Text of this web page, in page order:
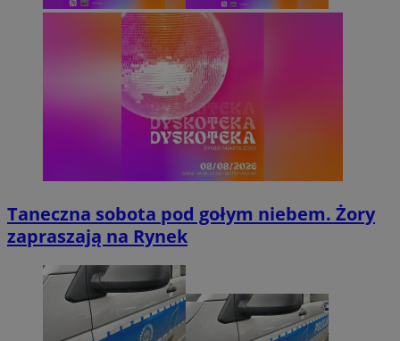
Taneczna sobota pod gołym niebem. Żory
zapraszają na Rynek